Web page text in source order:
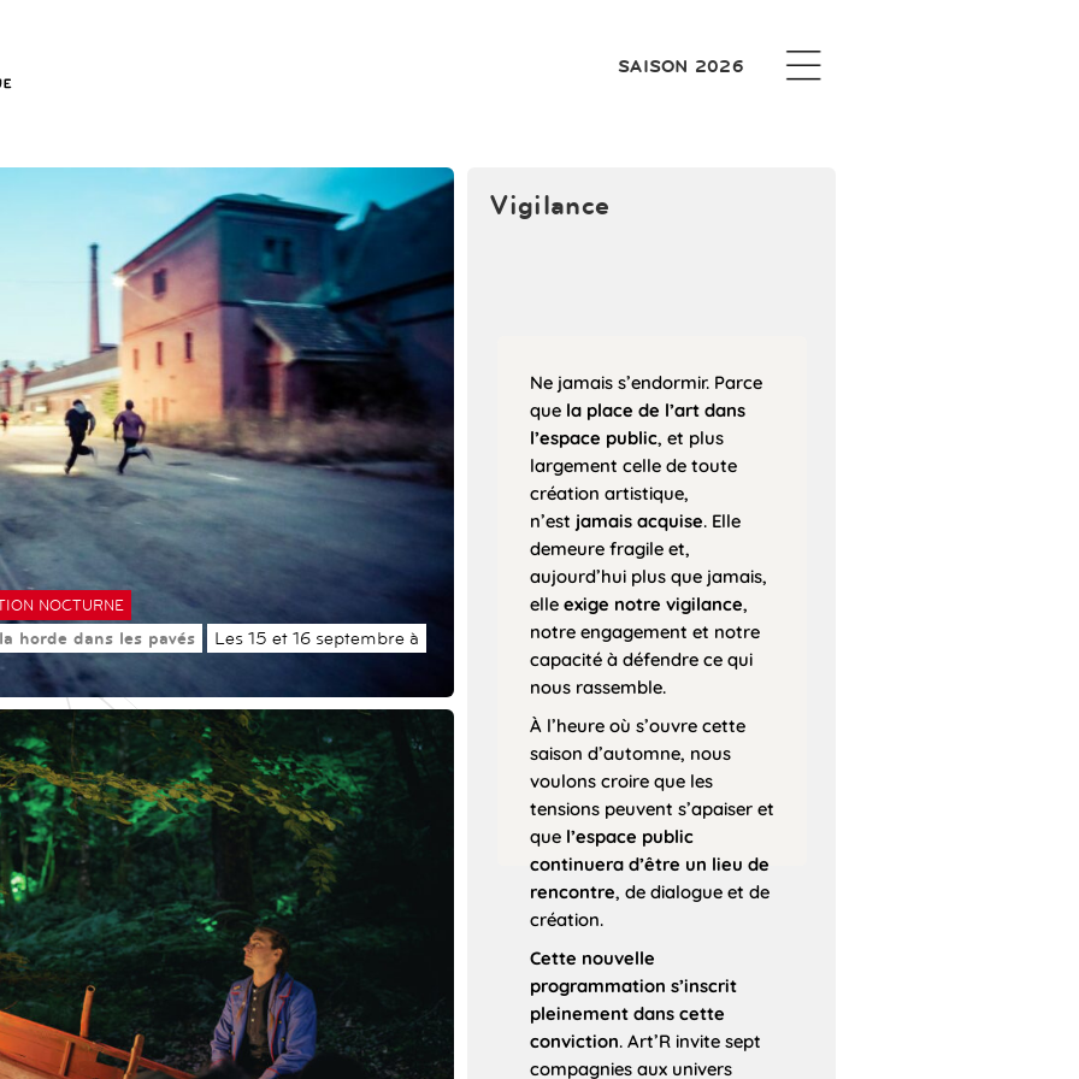
SAISON 2026
NOCTURNE
horde dans les pavés
Les 15 et 16 septembre à
Vigilance
Ne jamais s’endormir. Parce
que la place de l’art dans
l’espace public, et plus
largement celle de toute
création artistique,
n’est jamais acquise. Elle
demeure fragile et,
aujourd’hui plus que jamais,
elle exige notre vigilance,
notre engagement et notre
capacité à défendre ce qui
nous rassemble.
À l’heure où s’ouvre cette
saison d’automne, nous
voulons croire que les
tensions peuvent s’apaiser et
que l’espace public
continuera d’être un lieu de
rencontre, de dialogue et de
création.
Cette nouvelle
programmation s’inscrit
pleinement dans cette
conviction. Art’R invite sept
compagnies aux univers